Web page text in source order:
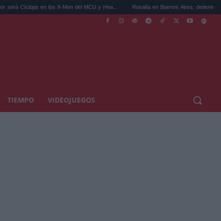
en los X-Men del MCU y Hea... Rosalía en Buenos Aires: detiene el tráfico y se
TIEMPO VIDEOJUEGOS